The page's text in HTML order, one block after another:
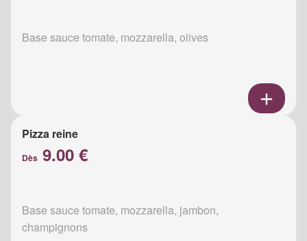
Base sauce tomate, mozzarella, olives
Pizza reine
Dès 9.00 €
Base sauce tomate, mozzarella, jambon,
champignons